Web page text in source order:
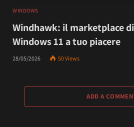
WINDOWS
Windhawk: il marketplace
Windows 11 a tuo piacere
28/05/2026 50Views
ADD A